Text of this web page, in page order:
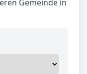
Gemeinde in